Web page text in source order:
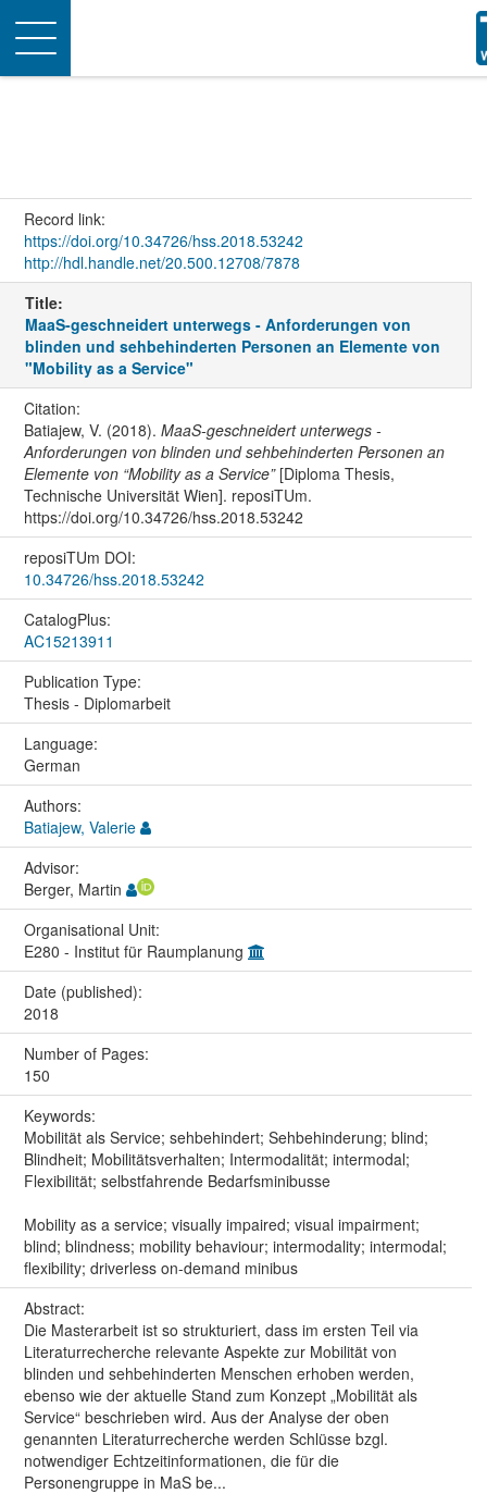
Toggle
navigation
Record link:
https://doi.org/10.34726/hss.2018.53242
http://hdl.handle.net/20.500.12708/7878
Title:
MaaS-geschneidert unterwegs - Anforderungen von
blinden und sehbehinderten Personen an Elemente von
"Mobility as a Service"
Citation:
Batiajew, V. (2018). MaaS-geschneidert unterwegs -
Anforderungen von blinden und sehbehinderten Personen an
Elemente von “Mobility as a Service”[Diploma Thesis,
Technische Universität Wien]. reposiTUm.
https://doi.org/10.34726/hss.2018.53242
reposiTUm DOI:
10.34726/hss.2018.53242
CatalogPlus:
AC15213911
Publication Type:
Thesis - Diplomarbeit
Language:
German
Authors:
Batiajew, Valerie
Advisor:
Berger, Martin
Organisational Unit:
E280 - Institut für Raumplanung
Date (published):
2018
Number of Pages:
150
Keywords:
Mobilität als Service; sehbehindert; Sehbehinderung; blind;
Blindheit; Mobilitätsverhalten; Intermodalität; intermodal;
Flexibilität; selbstfahrende Bedarfsminibusse
Mobility as a service; visually impaired; visual impairment;
blind; blindness; mobility behaviour; intermodality; intermodal;
flexibility; driverless on-demand minibus
Abstract:
Die Masterarbeit ist so strukturiert, dass im ersten Teil via
Literaturrecherche relevante Aspekte zur Mobilität von
blinden und sehbehinderten Menschen erhoben werden,
ebenso wie der aktuelle Stand zum Konzept „Mobilität als
Service“ beschrieben wird. Aus der Analyse der oben
genannten Literaturrecherche werden Schlüsse bzgl.
notwendiger Echtzeitinformationen, die für die
Personengruppe in MaS be...